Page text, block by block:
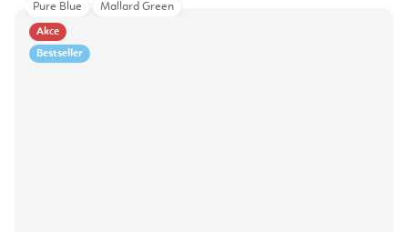
Akce
Bestseller
Pure Blue Mallard Green